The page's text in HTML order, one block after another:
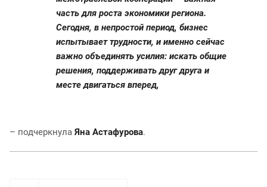
часть для роста экономики региона.
Сегодня, в непростой период, бизнес
испытывает трудности, и именно сейчас
важно объединять усилия: искать общие
решения, поддерживать друг друга и
месте двигаться вперед,
– подчеркнула Яна Астафурова.